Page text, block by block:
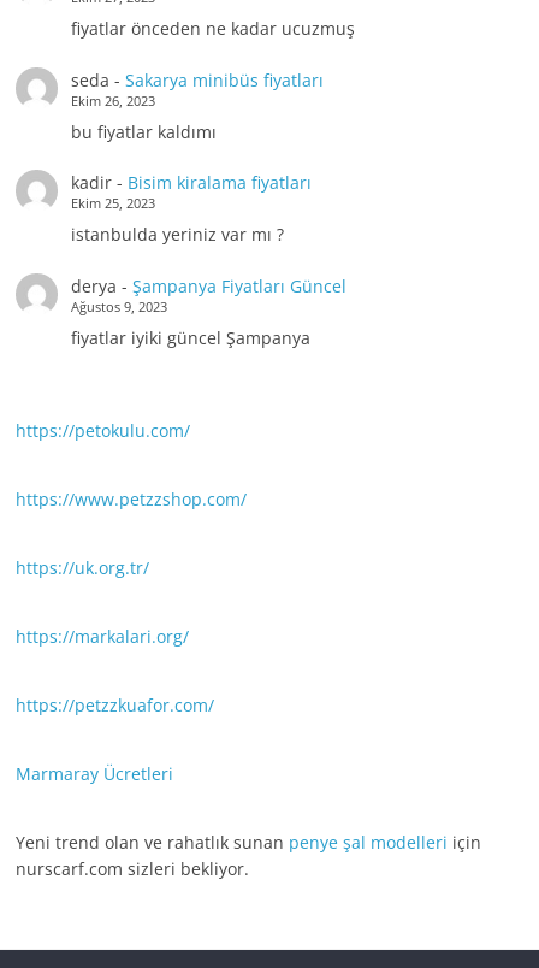
fiyatlar önceden ne kadar ucuzmuş
seda - Sakarya minibüs fiyatları
Ekim 26, 2023
bu fiyatlar kaldımı
kadir- Bisim kiralama fiyatları
Ekim 25, 2023
istanbulda yeriniz var mı ?
derya - Şampanya Fiyatları Güncel
Ağustos 9, 2023
fiyatlar iyiki güncel Şampanya
https://petokulu.com/
https://www.petzzshop.com/
https://uk.org.tr/
https://markalari.org/
https://petzzkuafor.com/
Marmaray Ücretleri
Yeni trend olan ve rahatlık sunan penye şal modelleri için
nurscarf.com sizleri bekliyor.